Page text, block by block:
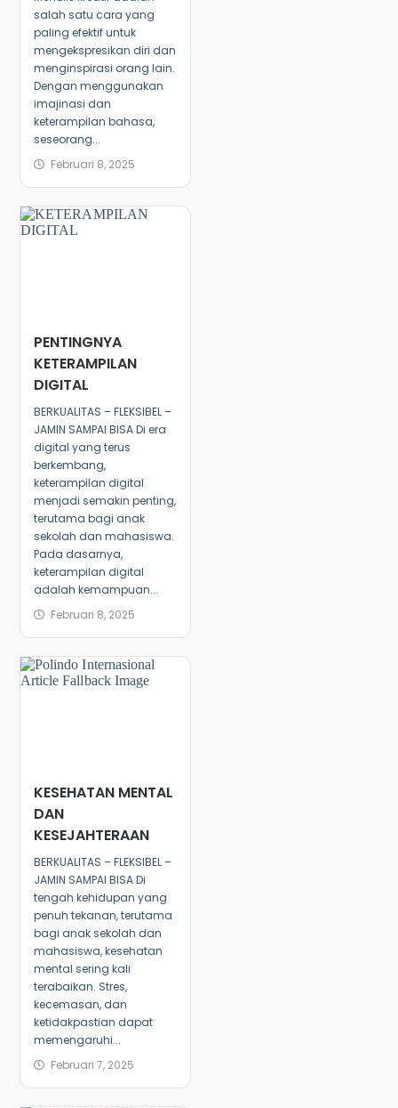
salah satu cara yang
paling efektif untuk
mengekspresikan diri dan
menginspirasi orang lain.
Dengan menggunakan
imajinasi dan
keterampilan bahasa,
seseorang...
Februari 8, 2025
PENTINGNYA
KETERAMPILAN
DIGITAL
BERKUALITAS – FLEKSIBEL –
JAMIN SAMPAI BISA Di era
digital yang terus
berkembang,
keterampilan digital
menjadi semakin penting,
terutama bagi anak
sekolah dan mahasiswa.
Pada dasarnya,
keterampilan digital
adalah kemampuan...
Februari 8, 2025
KESEHATAN MENTAL
DAN
KESEJAHTERAAN
BERKUALITAS – FLEKSIBEL –
JAMIN SAMPAI BISA Di
tengah kehidupan yang
penuh tekanan, terutama
bagi anak sekolah dan
mahasiswa, kesehatan
mental sering kali
terabaikan. Stres,
kecemasan, dan
ketidakpastian dapat
memengaruhi...
Februari 7, 2025